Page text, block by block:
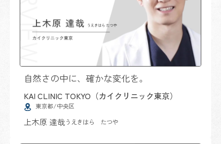
自然さの中に、確かな変化を。
KAI CLINIC TOKYO（カイクリニック東京）
東京都/中央区
上木原 達哉うえきはら たつや